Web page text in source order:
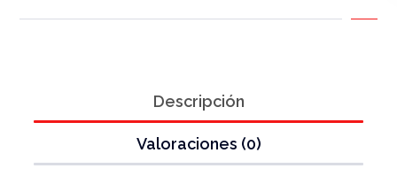
Descripción
Valoraciones (0)